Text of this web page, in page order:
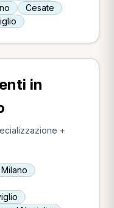
Cesate
in
+